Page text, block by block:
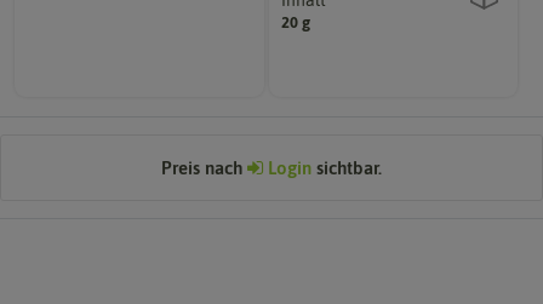
20 g
Preis nach Login sichtbar.